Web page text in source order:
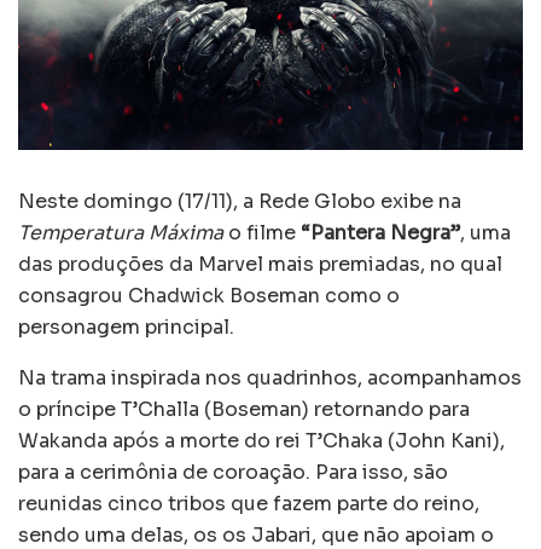
Neste domingo (17/11), a Rede Globo exibe na
Temperatura Máximao filme “Pantera Negra”, uma
das produções da Marvel mais premiadas, no qual
consagrou Chadwick Boseman como o
personagem principal.
Na trama inspirada nos quadrinhos, acompanhamos
o príncipe T’Challa (Boseman) retornando para
Wakanda após a morte do rei T’Chaka (John Kani),
para a cerimônia de coroação. Para isso, são
reunidas cinco tribos que fazem parte do reino,
sendo uma delas, os os Jabari, que não apoiam o